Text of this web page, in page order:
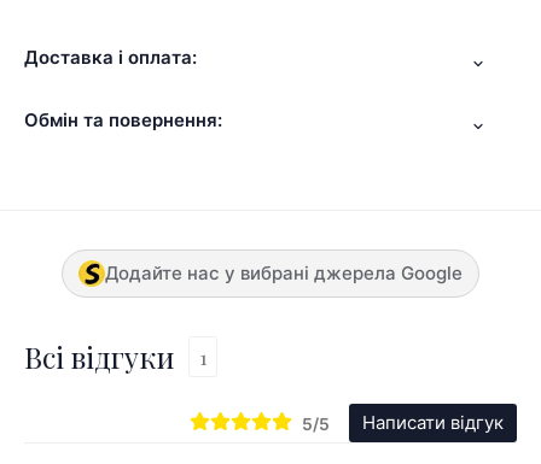
Доставка і оплата:
Обмін та повернення:
Додайте нас у вибрані джерела Google
Всі відгуки 1
5/5 Написати відгук